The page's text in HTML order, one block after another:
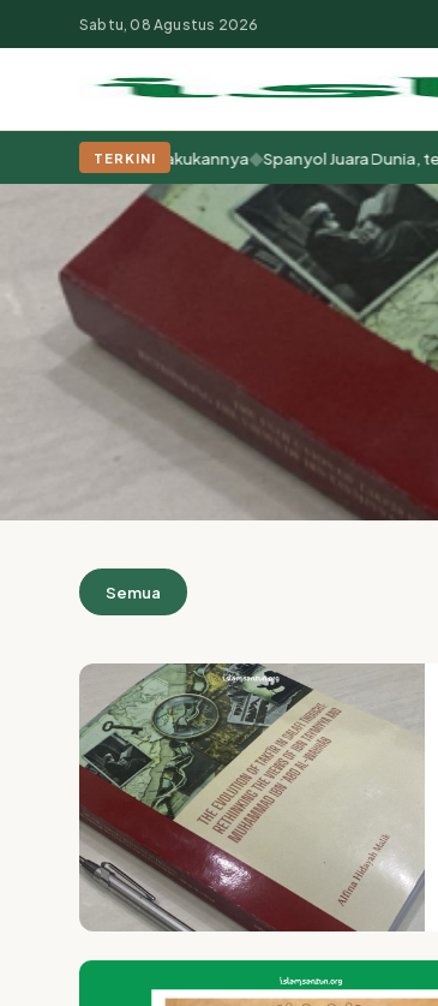
Moderasi Beragama Khutbah Jumat
Sabtu, 08 Agustus 2026
TERKINI
Kita Memperlakukannya◆Spanyol Juara Dunia, tetapi
KATEGORI
Resensi
Semua